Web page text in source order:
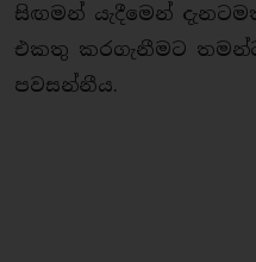
සිඟමන් යැදීමෙන්
එකතු කරගැනීමට
පවසන්නීය.